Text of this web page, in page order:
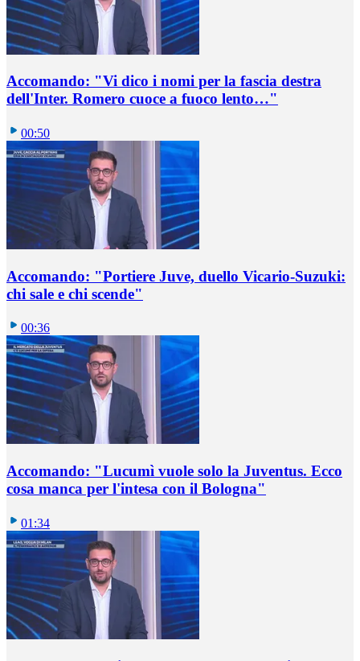
Accomando: "Vi dico i nomi per la fascia destra
dell'Inter. Romero cuoce a fuoco lento…"
00:50
Accomando: "Portiere Juve, duello Vicario-Suzuki:
chi sale e chi scende"
00:36
Accomando: "Lucumì vuole solo la Juventus. Ecco
cosa manca per l'intesa con il Bologna"
01:34